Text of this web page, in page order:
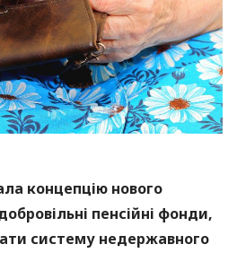
концепцію нового
пенсійні фонди,
систему недержавного